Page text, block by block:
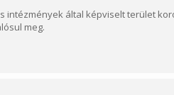
intézmények által képviselt terület
meg.